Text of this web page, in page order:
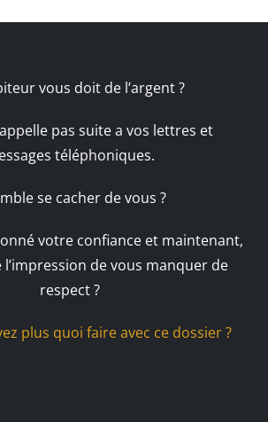
vous doit de l’argent ?
pas suite a vos lettres et
téléphoniques.
se cacher de vous ?
votre confiance et maintenant,
de vous manquer de
respect ?
plus quoi faire avec ce dossier ?